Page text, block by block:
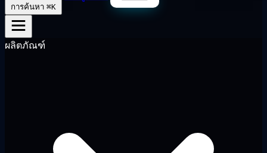
การค้นหา ⌘K
ผลิตภัณฑ์